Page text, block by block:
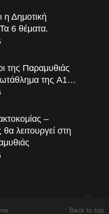
η Δημοτική
6 θέματα.
της Παραμυθιάς
της A1…
–
λειτουργεί στη
Back to top